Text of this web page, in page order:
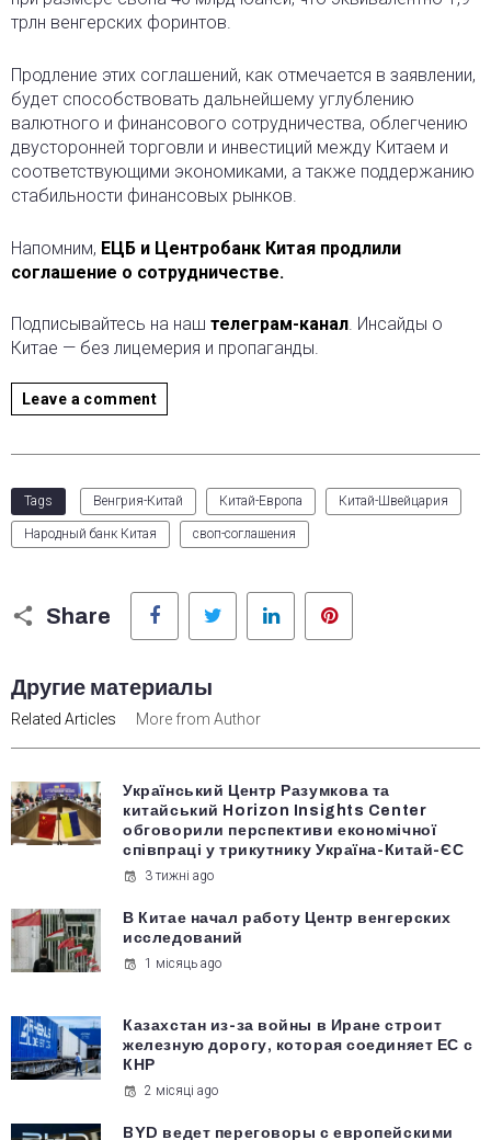
трлн венгерских форинтов.
Продление этих соглашений, как отмечается в заявлении,
будет способствовать дальнейшему углублению
валютного и финансового сотрудничества, облегчению
двусторонней торговли и инвестиций между Китаем и
соответствующими экономиками, а также поддержанию
стабильности финансовых рынков.
Напомним, ЕЦБ и Центробанк Китая продлили
соглашение о сотрудничестве.
Подписывайтесь на наш телеграм-канал. Инсайды о
Китае — без лицемерия и пропаганды.
Leave a comment
Tags Венгрия-Китай Китай-Европа Китай-Швейцария
Народный банк Китая своп-соглашения
Share
Facebook Twitter LinkedIn
Другие материалы
Related Articles More from Author
Український Центр Разумкова та
китайський Horizon Insights Center
обговорили перспективи економічної
співпраці у трикутнику Україна-Китай-ЄС
3 тижні ago
В Китае начал работу Центр венгерских
исследований
1 місяць ago
Казахстан из-за войны в Иране строит
железную дорогу, которая соединяет ЕС с
КНР
2 місяці ago
BYD ведет переговоры с европейскими